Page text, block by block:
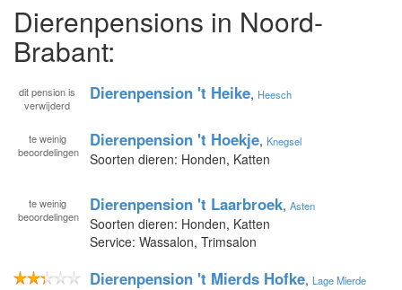
Dierenpensions in Noord-
Brabant:
dit pension is
verwijderd
Dierenpension 't Heike, Heesch
te weinig
beoordelingen
Dierenpension 't Hoekje, Knegsel
Soorten dieren: Honden, Katten
te weinig
beoordelingen
Dierenpension 't Laarbroek, Asten
Soorten dieren: Honden, Katten
Service: Wassalon, Trimsalon
Dierenpension 't Mierds Hofke, Lage Mierde